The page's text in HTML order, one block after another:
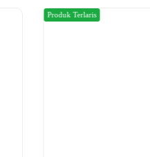
Produk Terlaris